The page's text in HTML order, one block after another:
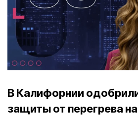
В Калифорнии
защиты от перегрева